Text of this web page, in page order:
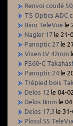
Renvoi coudé
TS Optics ADC
Bino TeleVue le
Nagler 17 le 21-
Panoptic 27 le
Vixen LV 42mm
FS60-C
Panoptic 24 le
Trépied bois
Delos 12 le 04-
Delos 8mm le
Delos 17,3 le
Plossl 55